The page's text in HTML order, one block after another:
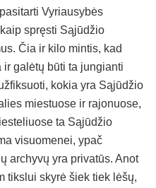
Vyriausybės
spręsti Sąjūdžio
Čia ir kilo mintis, kad
galėtų būti ta jungianti
kokia yra Sąjūdžio
miestuose ir rajonuose,
ta Sąjūdžio
visuomenei, ypač
archyvų yra privatūs. Anot
tikslui skyrė šiek tiek lėšų,